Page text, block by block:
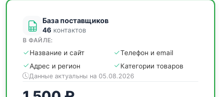
База поставщиков
46 контактов
В ФАЙЛЕ:
Название и сайт
Телефон и email
Адрес и регион
Категории товаров
Данные актуальны на 05.08.2026